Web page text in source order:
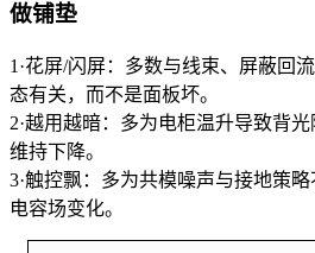
做铺垫
1·花屏/闪屏：多数与线束、屏蔽回
态有关，而不是面板坏。
2·越用越暗：多为电柜温升导致背
维持下降。
3·触控飘：多为共模噪声与接地策
电容场变化。